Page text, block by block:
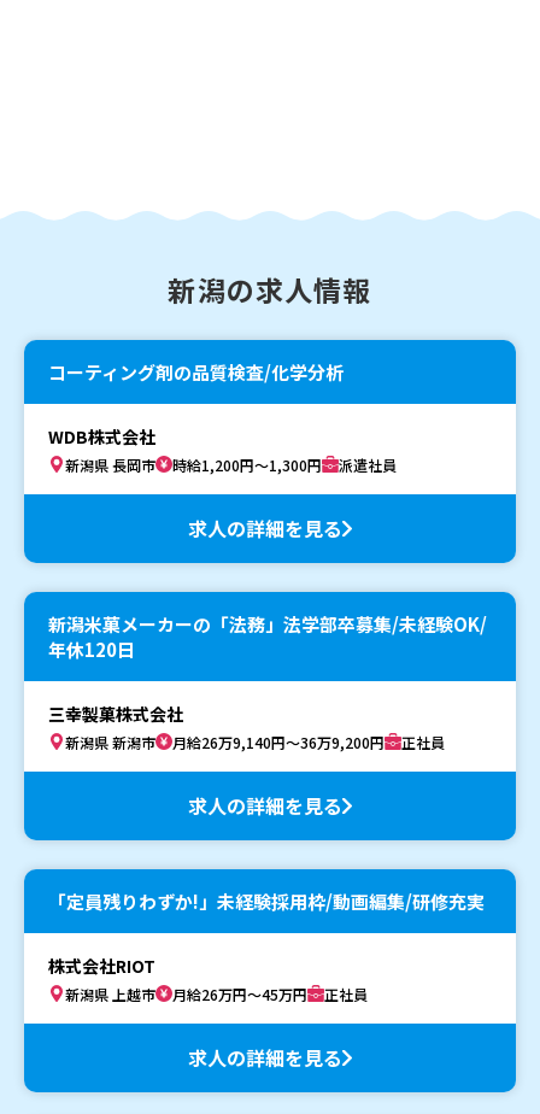
新潟の求人情報
コーティング剤の品質検査/化学分析
WDB株式会社
新潟県 長岡市 時給1,200円～1,300円 派遣社員
求人の詳細を見る
新潟米菓メーカーの「法務」法学部卒募集/未経験OK/
年休120日
三幸製菓株式会社
新潟県 新潟市 月給26万9,140円～36万9,200円 正社員
求人の詳細を見る
「定員残りわずか!」未経験採用枠/動画編集/研修充実
株式会社RIOT
新潟県 上越市 月給26万円～45万円 正社員
求人の詳細を見る